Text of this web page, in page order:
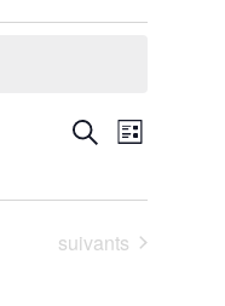
vues
Recherche
de
Liste
Évènements
suivants